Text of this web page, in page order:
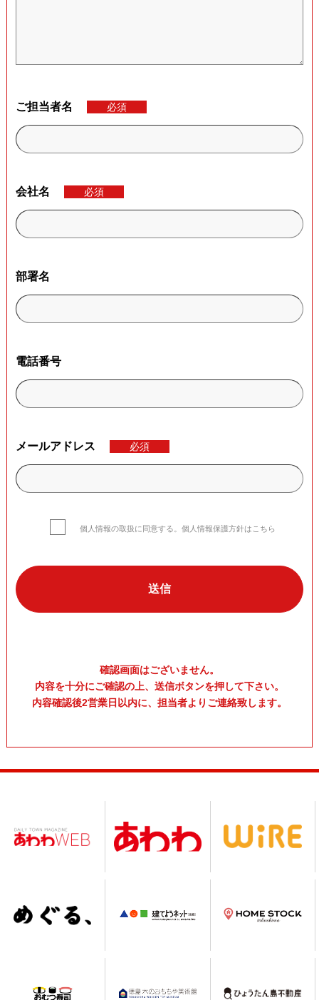
ご担当者名 必須
会社名 必須
部署名
電話番号
メールアドレス 必須
個人情報の取扱に同意する。個人情報保護方針はこちら
確認画面はございません。
内容を十分にご確認の上、送信ボタンを押して下さい。
内容確認後2営業日以内に、担当者よりご連絡致します。